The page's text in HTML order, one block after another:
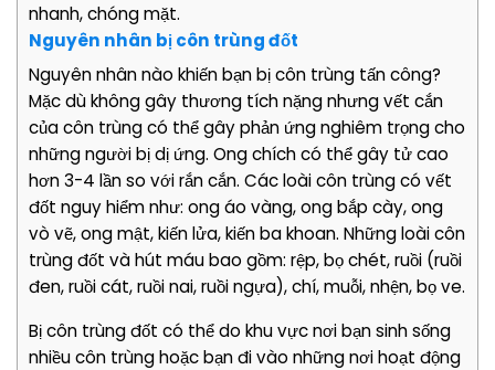
nhanh, chóng mặt.
Nguyên nhân bị côn trùng đốt
Nguyên nhân nào khiến bạn bị côn trùng tấn công?
Mặc dù không gây thương tích nặng nhưng vết cắn
của côn trùng có thể gây phản ứng nghiêm trọng cho
những người bị dị ứng. Ong chích có thể gây tử cao
hơn 3-4 lần so với rắn cắn. Các loài côn trùng có vết
đốt nguy hiểm như: ong áo vàng, ong bắp cày, ong
vò vẽ, ong mật, kiến lửa, kiến ba khoan. Những loài côn
trùng đốt và hút máu bao gồm: rệp, bọ chét, ruồi (ruồi
đen, ruồi cát, ruồi nai, ruồi ngựa), chí, muỗi, nhện, bọ ve.
Bị côn trùng đốt có thể do khu vực nơi bạn sinh sống
nhiều côn trùng hoặc bạn đi vào những nơi hoạt động